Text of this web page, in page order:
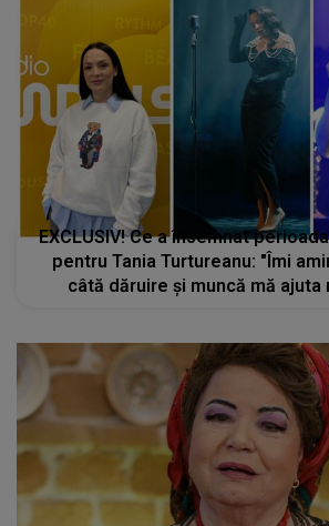
EXCLUSIV! Ce a însemnat
pentru Tania Turtureanu: "Îmi
câtă dăruire și muncă mă ajuta